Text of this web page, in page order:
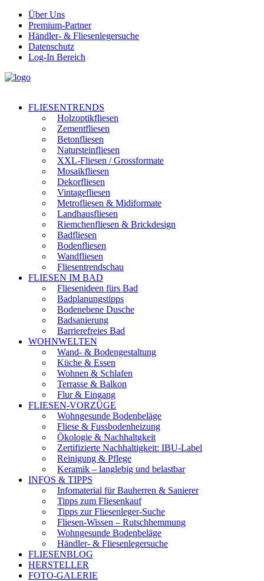
Über Uns
Premium-Partner
Händler- & Fliesenlegersuche
Datenschutz
Log-In Bereich
FLIESENTRENDS
Holzoptikfliesen
Zementfliesen
Betonfliesen
Natursteinfliesen
XXL-Fliesen / Grossformate
Mosaikfliesen
Dekorfliesen
Vintagefliesen
Metrofliesen & Midiformate
Landhausfliesen
Riemchenfliesen & Brickdesign
Badfliesen
Bodenfliesen
Wandfliesen
Fliesentrendschau
FLIESEN IM BAD
Fliesenideen fürs Bad
Badplanungstipps
Bodenebene Dusche
Badsanierung
Barrierefreies Bad
WOHNWELTEN
Wand- & Bodengestaltung
Küche & Essen
Wohnen & Schlafen
Terrasse & Balkon
Flur & Eingang
FLIESEN-VORZÜGE
Wohngesunde Bodenbeläge
Fliese & Fussbodenheizung
Ökologie & Nachhaltgkeit
Zertifizierte Nachhaltigkeit: IBU-Label
Reinigung & Pflege
Keramik – langlebig und belastbar
INFOS & TIPPS
Infomaterial für Bauherren & Sanierer
Tipps zum Fliesenkauf
Tipps zur Fliesenleger-Suche
Fliesen-Wissen – Rutschhemmung
Wohngesunde Bodenbeläge
Händler- & Fliesenlegersuche
FLIESENBLOG
HERSTELLER
FOTO-GALERIE